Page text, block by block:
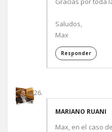
Saludos,
Max
Responder
MARIANO RUANI
Max, en el caso